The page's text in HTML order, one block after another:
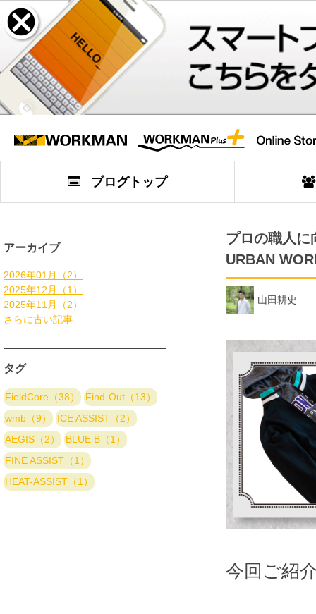
ブログトップ
アーカイブ
2026年01月（2）
2025年12月（1）
2025年11月（2）
さらに古い記事
タグ
FieldCore（38）
Find-Out（13）
wmb（9）
ICE ASSIST（2）
AEGIS（2）
BLUE B（1）
FINE ASSIST（1）
HEAT-ASSIST（1）
プロの職人に
URBAN
山田耕史
今回ご紹